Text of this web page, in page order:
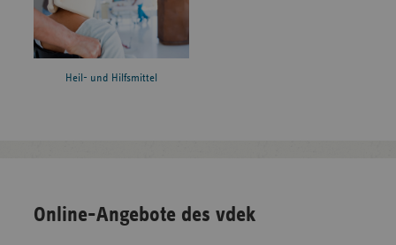
Heil- und Hilfsmittel
Online-Angebote des vdek